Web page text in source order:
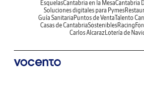
EsquelasCantabria en la MesaCantabria
Soluciones digitales para Pymes
Guía SanitariaPuntos de VentaTalento
Casas de CantabriaSosteniblesRacing
Carlos AlcarazLotería de